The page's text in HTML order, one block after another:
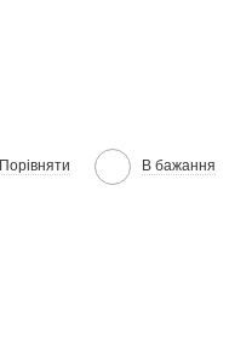
Порівняти В бажання